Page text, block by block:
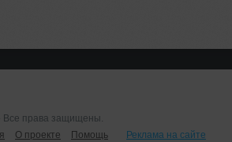
Все права защищены.
О проекте Помощь
Реклама на сайте